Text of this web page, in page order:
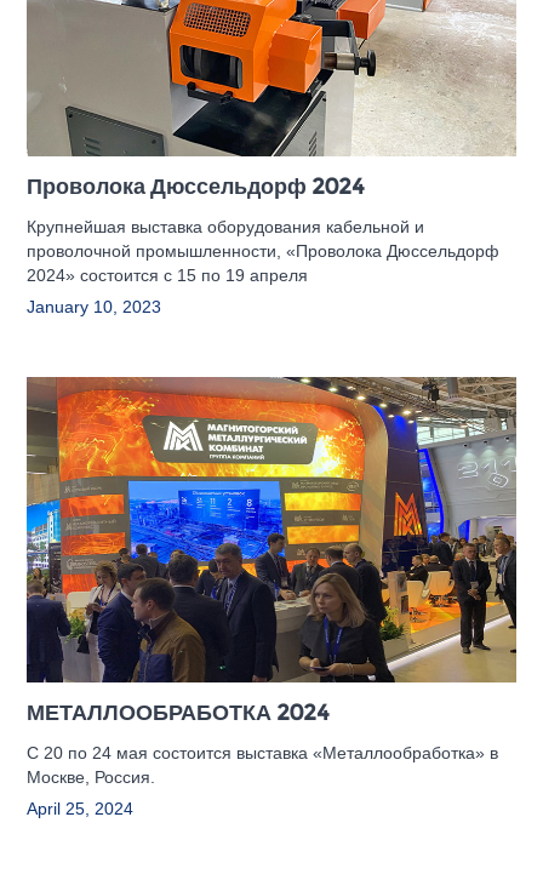
Проволока Дюссельдорф 2024
Крупнейшая выставка оборудования кабельной и
проволочной промышленности, «Проволока Дюссельдорф
2024» состоится с 15 по 19 апреля
January 10, 2023
МЕТАЛЛООБРАБОТКА 2024
С 20 по 24 мая состоится выставка «Металлообработка» в
Москве, Россия.
April 25, 2024